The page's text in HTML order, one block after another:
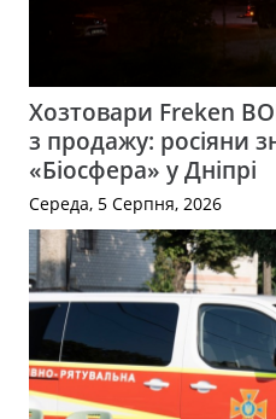
Хозтовари Freken
з продажу: росіяни
«Біосфера» у Дніпрі
Середа, 5 Серпня, 2026